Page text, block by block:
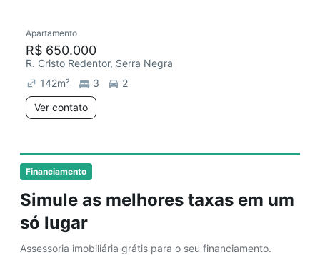
Financiamento
Simule as melhores taxas em um
só lugar
Assessoria imobiliária grátis para o seu financiamento.
Apartamento
R$ 650.000
R. Cristo Redentor, Serra Negra
142m² 3
2
Ver contato